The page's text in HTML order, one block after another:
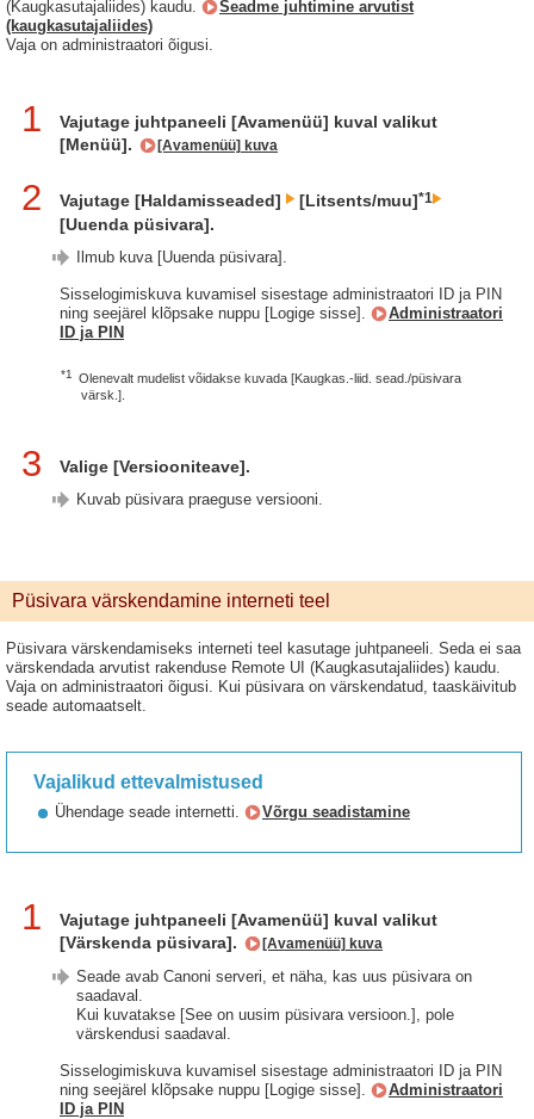
(Kaugkasutajaliides) kaudu.
Seadme juhtimine arvutist
(kaugkasutajaliides)
Vaja on administraatori õigusi.
1
Vajutage juhtpaneeli [Avamenüü] kuval valikut
[Menüü].
[Avamenüü] kuva
2 Vajutage [Haldamisseaded] [Litsents/muu]*1
[Uuenda püsivara].
Ilmub kuva [Uuenda püsivara].
Sisselogimiskuva kuvamisel sisestage administraatori ID ja PIN
ning seejärel klõpsake nuppu [Logige sisse].
Administraatori
ID ja PIN
*1
Olenevalt mudelist võidakse kuvada [Kaugkas.-liid. sead./püsivara
värsk.].
3 Valige [Versiooniteave].
Kuvab püsivara praeguse versiooni.
Püsivara värskendamine interneti teel
Püsivara värskendamiseks interneti teel kasutage juhtpaneeli. Seda ei saa
värskendada arvutist rakenduse Remote UI (Kaugkasutajaliides) kaudu.
Vaja on administraatori õigusi. Kui püsivara on värskendatud, taaskäivitub
seade automaatselt.
Vajalikud ettevalmistused
Ühendage seade internetti. Võrgu seadistamine
1
Vajutage juhtpaneeli [Avamenüü] kuval valikut
[Värskenda püsivara].
[Avamenüü] kuva
Seade avab Canoni serveri, et näha, kas uus püsivara on
saadaval.
Kui kuvatakse [See on uusim püsivara versioon.], pole
värskendusi saadaval.
Sisselogimiskuva kuvamisel sisestage administraatori ID ja PIN
ning seejärel klõpsake nuppu [Logige sisse].
Administraatori
ID ja PIN